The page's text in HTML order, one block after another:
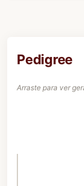
Pedigree
Arraste para ver